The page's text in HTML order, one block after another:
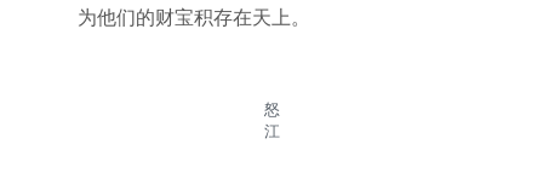
为他们的财宝积存在天上。
怒
江